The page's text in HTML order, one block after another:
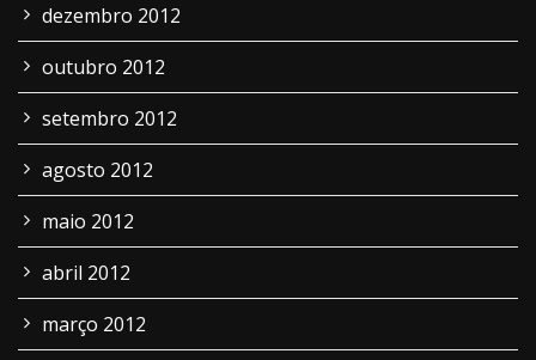
dezembro 2012
outubro 2012
setembro 2012
agosto 2012
maio 2012
abril 2012
março 2012